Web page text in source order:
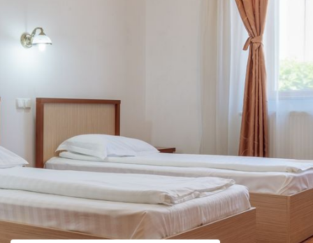
POSADA Center, Str. Posada, Nr. 33,
Râmnicu Vâlcea